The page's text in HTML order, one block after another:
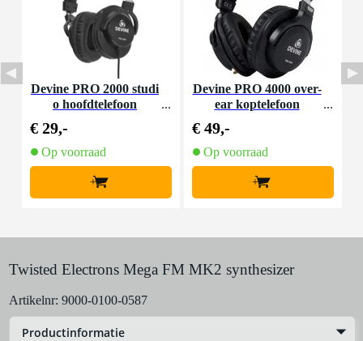
Devine PRO 2000 studi
o hoofdtelefoon
€ 29,-
Op voorraad
+
Devine PRO 4000 over-
ear koptelefoon
€ 49,-
Op voorraad
+
Twisted Electrons Mega FM MK2 synthesizer
Artikelnr: 9000-0100-0587
Productinformatie